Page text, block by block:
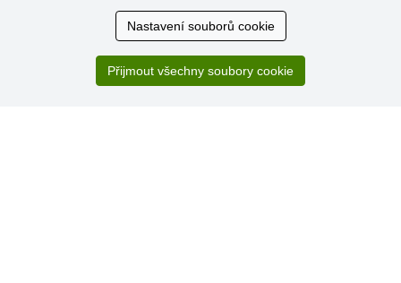
Nastavení souborů cookie
Přijmout všechny soubory cookie